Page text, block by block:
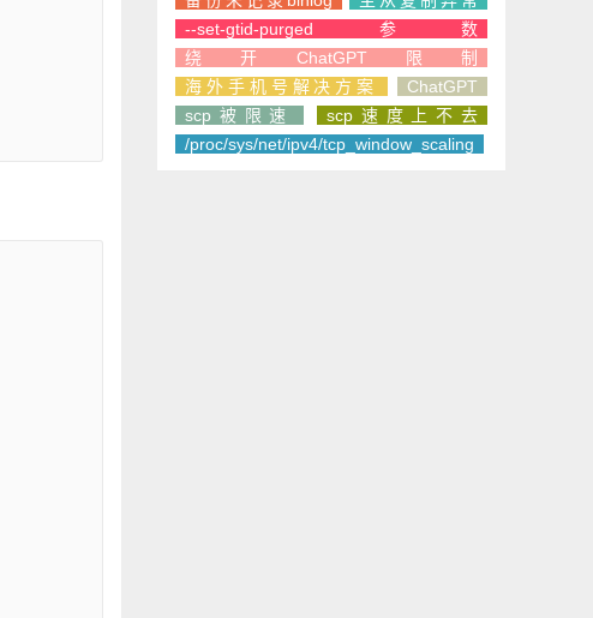
--set-gtid-purged参数
绕开ChatGPT限制
海外手机号解决方案
ChatGPT
scp被限速
scp速度上不去
/proc/sys/net/ipv4/tcp_window_scaling